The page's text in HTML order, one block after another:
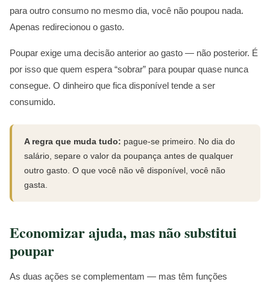
para outro consumo no mesmo dia, você não poupou nada.
Apenas redirecionou o gasto.
Poupar exige uma decisão anterior ao gasto — não posterior. É
por isso que quem espera “sobrar” para poupar quase nunca
consegue. O dinheiro que fica disponível tende a ser
consumido.
A regra que muda tudo: pague-se primeiro. No dia do
salário, separe o valor da poupança antes de qualquer
outro gasto. O que você não vê disponível, você não
gasta.
Economizar ajuda, mas não substitui
poupar
As duas ações se complementam — mas têm funções